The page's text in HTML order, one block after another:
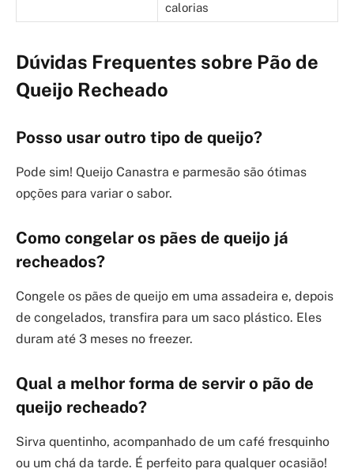
calorias
Dúvidas Frequentes sobre Pão de
Queijo Recheado
Posso usar outro tipo de queijo?
Pode sim! Queijo Canastra e parmesão são ótimas
opções para variar o sabor.
Como congelar os pães de queijo já
recheados?
Congele os pães de queijo em uma assadeira e, depois
de congelados, transfira para um saco plástico. Eles
duram até 3 meses no freezer.
Qual a melhor forma de servir o pão de
queijo recheado?
Sirva quentinho, acompanhado de um café fresquinho
ou um chá da tarde. É perfeito para qualquer ocasião!